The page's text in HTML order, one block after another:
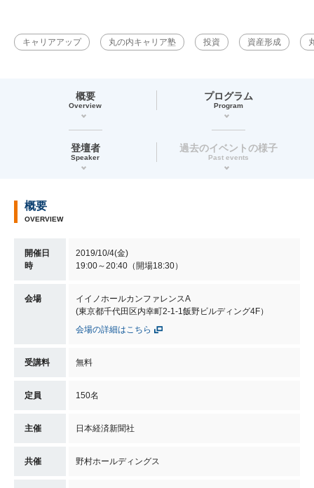
キャリアアップ 丸の内キャリア塾 投資 資産形成
概要
Overview
プログラム
Program
登壇者
Speaker
過去のイベントの様子
Past events
概要
OVERVIEW
開催日
時
2019/10/4(金)
19:00～20:40（開場18:30）
会場
イイノホールカンファレンスA
(東京都千代田区内幸町2-1-1飯野ビルディング4F）
会場の詳細はこちら
受講料 無料
定員 150名
主催 日本経済新聞社
共催 野村ホールディングス